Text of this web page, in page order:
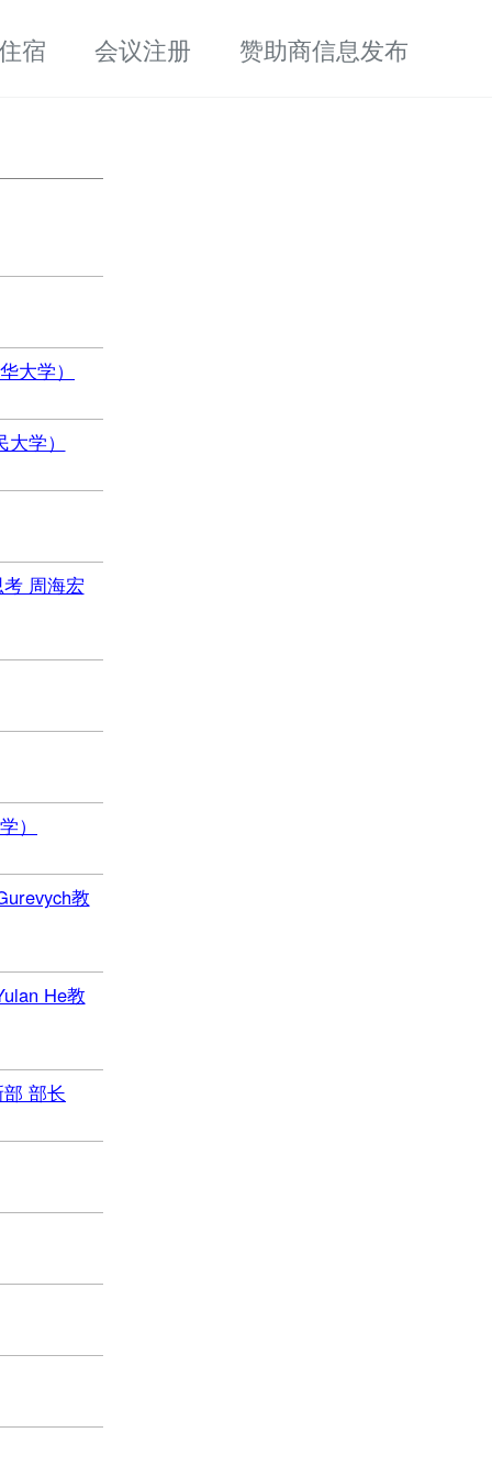
宿 会议注册 赞助商信息发布
大学）
学）
周海宏
）
教
He教
部长